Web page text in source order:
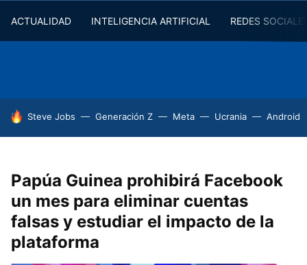
ACTUALIDAD INTELIGENCIA ARTIFICIAL REDES
HOY SE HABLA DE
Steve Jobs Generación Z Meta Ucrania Android
Papúa Guinea prohibirá Facebook
un mes para eliminar cuentas
falsas y estudiar el impacto de la
plataforma